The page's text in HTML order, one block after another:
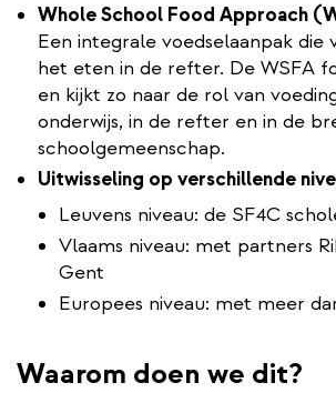
Whole School Food Approach
Een integrale voedselaanpak die
het eten in de refter. De WSFA
en kijkt zo naar de rol van
onderwijs, in de refter en in de
schoolgemeenschap.
Uitwisseling op verschillende
Leuvens niveau: de SF4C
Vlaams niveau: met partners
Gent
Europees niveau: met meer
Waarom doen we dit?